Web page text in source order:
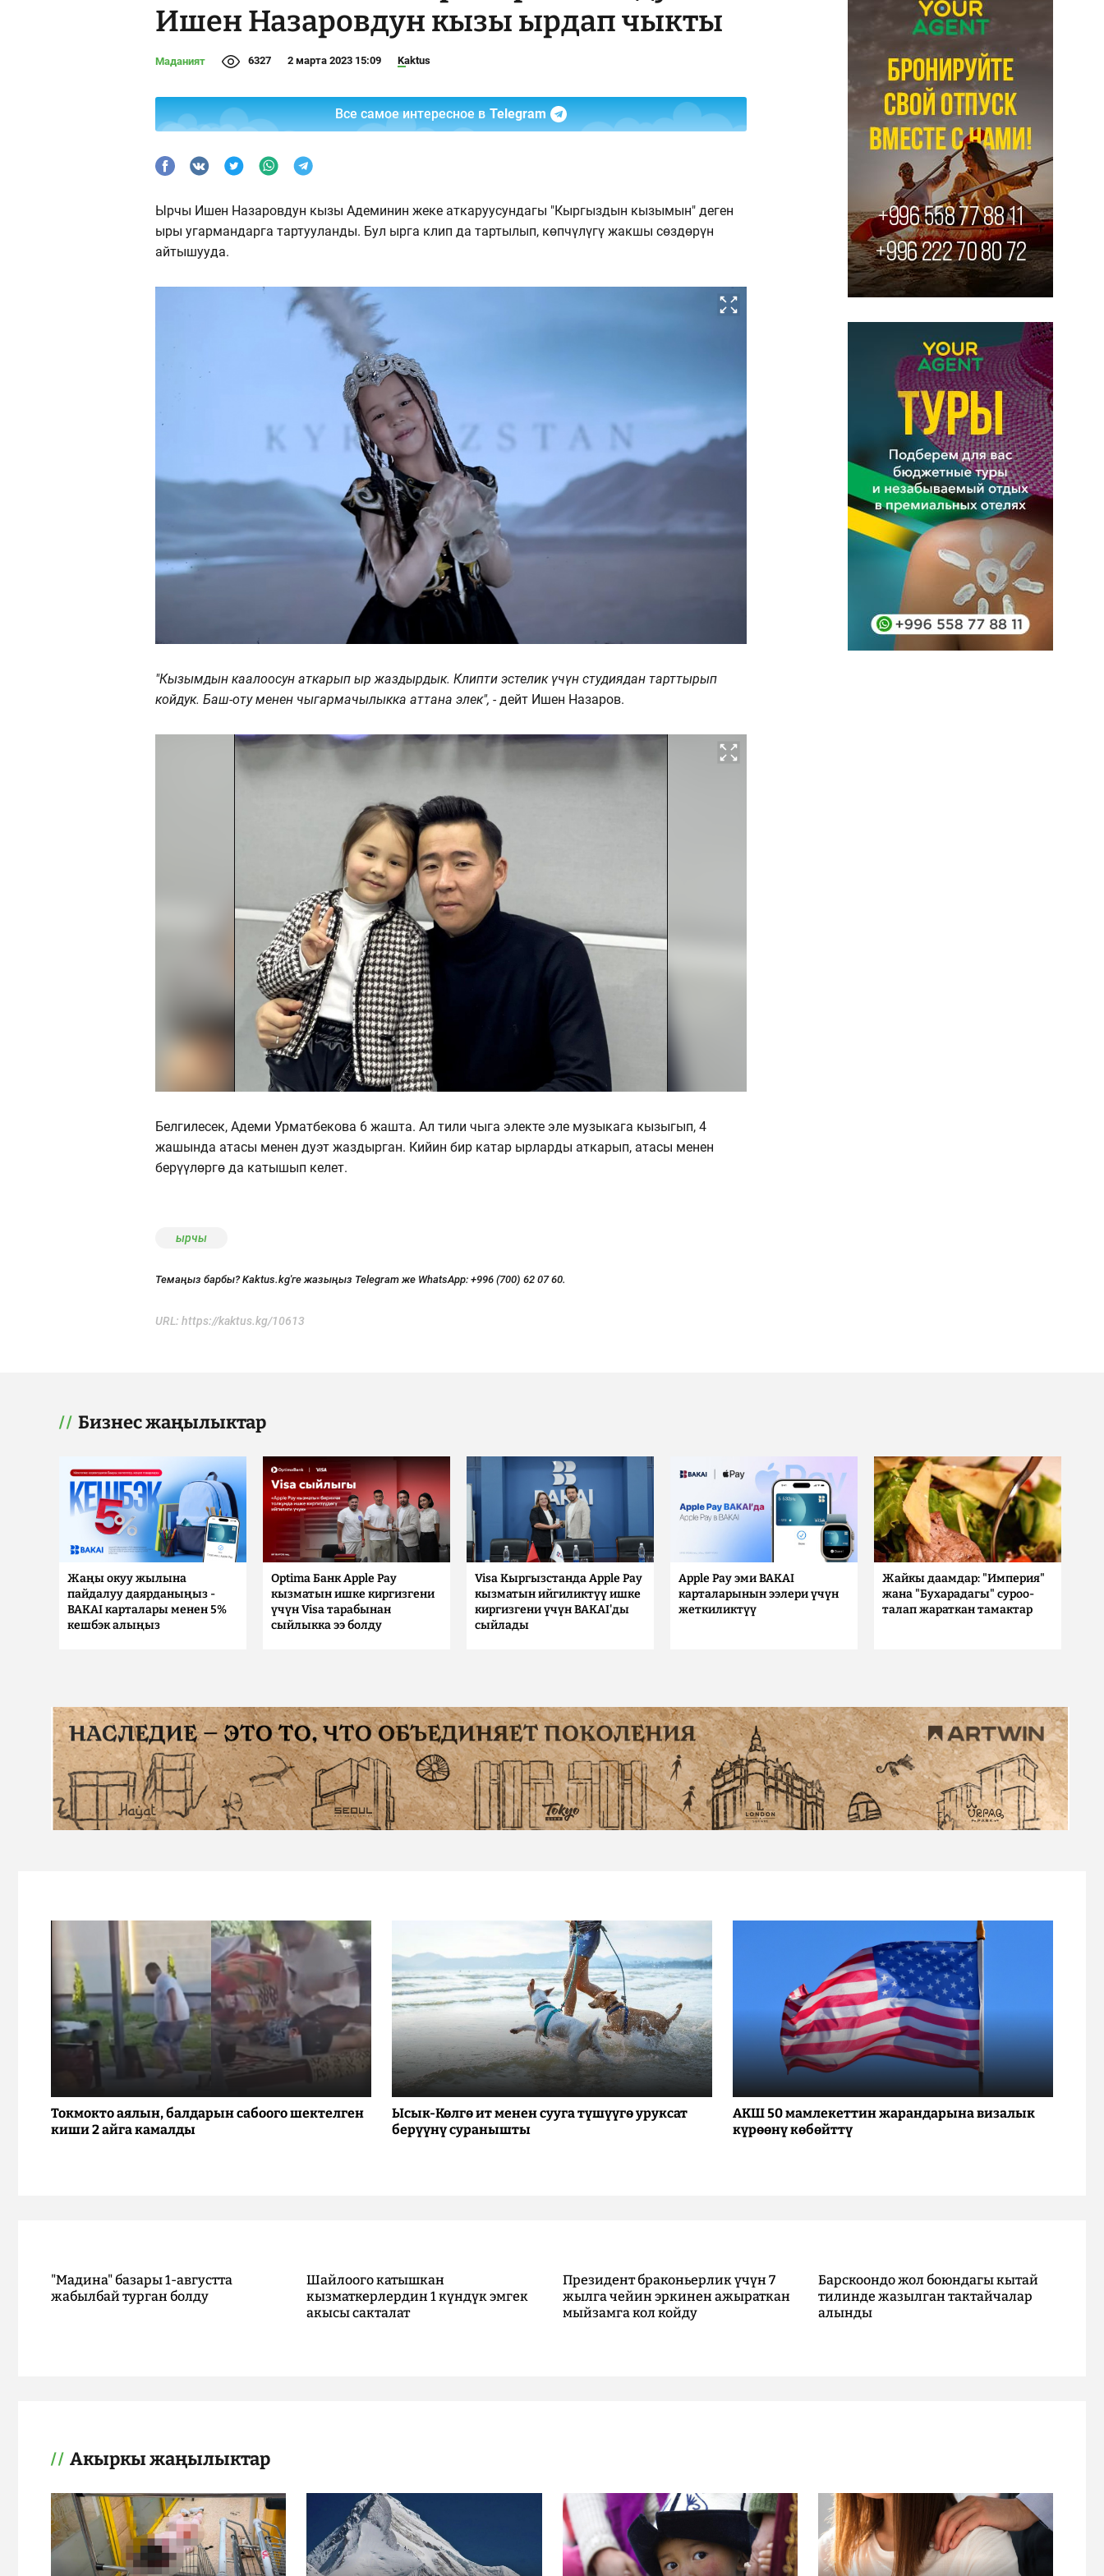
Ишен Назаровдун кызы ырдап чыкты
Маданият 6327 2 марта 2023 15:09 Kaktus
Все самое интересное в Telegram
Ырчы Ишен Назаровдун кызы Адеминин жеке аткаруусундагы "Кыргыздын кызымын" деген
ыры угармандарга тартууланды. Бул ырга клип да тартылып, көпчүлүгү жакшы сөздөрүн
айтышууда.
"Кызымдын каалоосун аткарып ыр жаздырдык. Клипти эстелик үчүн студиядан тарттырып
койдук. Баш-оту менен чыгармачылыкка аттана элек", - дейт Ишен Назаров.
Белгилесек, Адеми Урматбекова 6 жашта. Ал тили чыга электе эле музыкага кызыгып, 4
жашында атасы менен дуэт жаздырган. Кийин бир катар ырларды аткарып, атасы менен
берүүлөргө да катышып келет.
ырчы
Темаңыз барбы? Kaktus.kg'ге жазыңыз Telegram же WhatsApp: +996 (700) 62 07 60.
URL: https://kaktus.kg/10613
Бизнес жаңылыктар
Жаңы окуу жылына
пайдалуу даярданыңыз -
BAKAI карталары менен 5%
кешбэк алыңыз
Optima Банк Apple Pay
кызматын ишке киргизгени
үчүн Visa тарабынан
сыйлыкка ээ болду
Visa Кыргызстанда Apple Pay
кызматын ийгиликтүү ишке
киргизгени үчүн BAKAI'ды
сыйлады
Apple Pay эми BAKAI
карталарынын ээлери үчүн
жеткиликтүү
Жайкы даамдар: "Империя"
жана "Бухарадагы" суроо-
талап жараткан тамактар
Токмокто аялын, балдарын сабоого шектелген
киши 2 айга камалды
Ысык-Көлгө ит менен сууга түшүүгө уруксат
берүүнү суранышты
АКШ 50 мамлекеттин жарандарына визалык
күрөөнү көбөйттү
"Мадина" базары 1-августта
жабылбай турган болду
Шайлоого катышкан
кызматкерлердин 1 күндүк эмгек
акысы сакталат
Президент браконьерлик үчүн 7
жылга чейин эркинен ажыраткан
мыйзамга кол койду
Барскоондо жол боюндагы кытай
тилинде жазылган тактайчалар
алынды
Акыркы жаңылыктар